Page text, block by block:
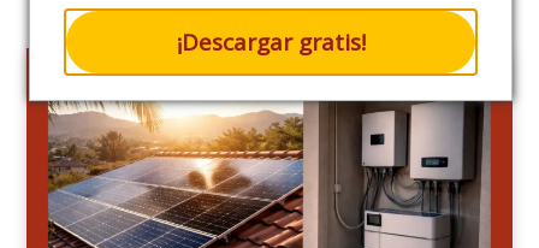
¡Descargar gratis!